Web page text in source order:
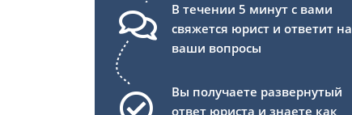
В течении 5 минут с вами
свяжется юрист и ответит на
ваши вопросы
Вы получаете развернутый
ответ юриста и знаете как